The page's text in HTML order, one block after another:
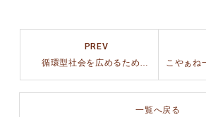
PREV
一覧へ戻る